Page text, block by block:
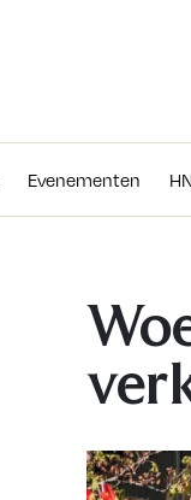
Evenementen